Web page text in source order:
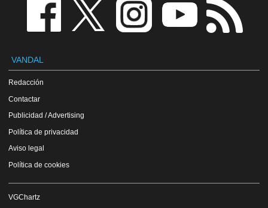
VANDAL
Redacción
Contactar
Publicidad / Advertising
Política de privacidad
Aviso legal
Política de cookies
VGChartz